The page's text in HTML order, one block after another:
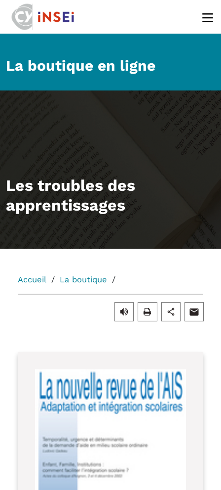
La boutique en ligne
Les troubles des
apprentissages
Accueil La boutique